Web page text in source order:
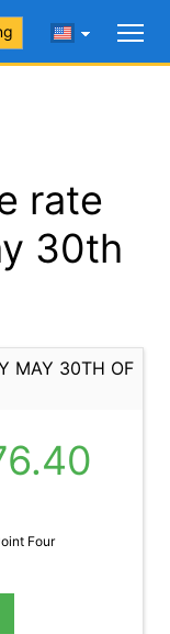
rate
30th
MAY 30TH OF
Four